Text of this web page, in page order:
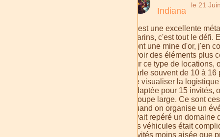
Indiana
le 21
C'est une excellente
marins, c'est tout le
sont une mine d'or, j'en
avoir des éléments plus
sur ce type de
parle souvent de 10 à
de visualiser la
adaptée pour 15
groupe large. Ce sont
quand on organise un
avait repéré un
les véhicules était
invités moins aisée que